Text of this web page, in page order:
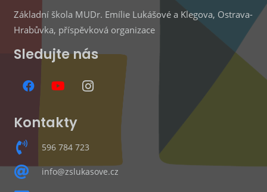
Základní škola MUDr. Emílie Lukášové a Klegova, Ostrava-
Hrabůvka, příspěvková organizace
Sledujte nás
Kontakty
596 784 723
info@zslukasove.cz